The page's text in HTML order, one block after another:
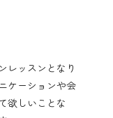
レッスンとなり
ケーションや会
欲しいことな